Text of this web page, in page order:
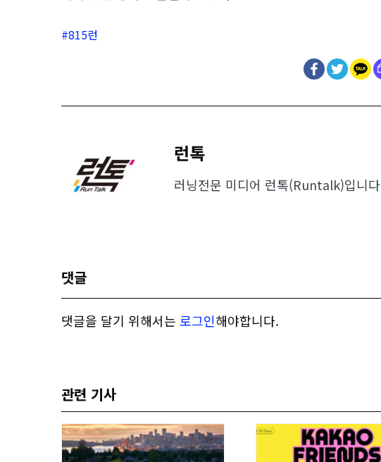
815런
런톡
러닝전문 미디어 런톡(Runtalk)입니다
댓글
댓글을 달기 위해서는 로그인해야합니다.
관련 기사